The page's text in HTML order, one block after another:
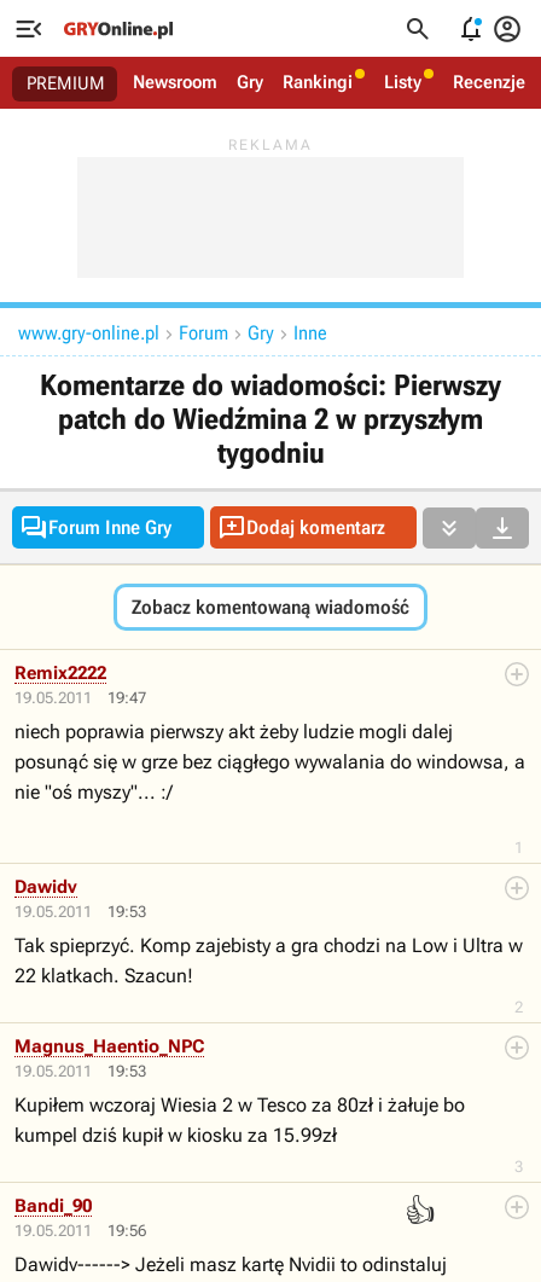
   
PREMIUM Newsroom Gry Rankingi Listy Recenzje
www.gry-online.pl  Forum  Gry  Inne
Komentarze do wiadomości: Pierwszy
patch do Wiedźmina 2 w przyszłym
tygodniu
Forum Inne Gry Dodaj komentarz  
Zobacz komentowaną wiadomość
19.05.2011 19:47
1
Remix2222
niech poprawia pierwszy akt żeby ludzie mogli dalej
posunąć się w grze bez ciągłego wywalania do windowsa, a
nie "oś myszy"... :/
19.05.2011 19:53
2
Dawidv
Tak spieprzyć. Komp zajebisty a gra chodzi na Low i Ultra w
22 klatkach. Szacun!
19.05.2011 19:53
3
Magnus_Haentio_NPC
Kupiłem wczoraj Wiesia 2 w Tesco za 80zł i żałuje bo
kumpel dziś kupił w kiosku za 15.99zł
19.05.2011 19:56
👍
Bandi_90
Dawidv------> Jeżeli masz kartę Nvidii to odinstaluj